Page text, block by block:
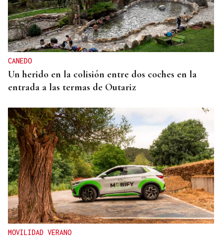
CANEDO
Un herido en la colisión entre dos coches en la
entrada a las termas de Outariz
MOVILIDAD VERANO